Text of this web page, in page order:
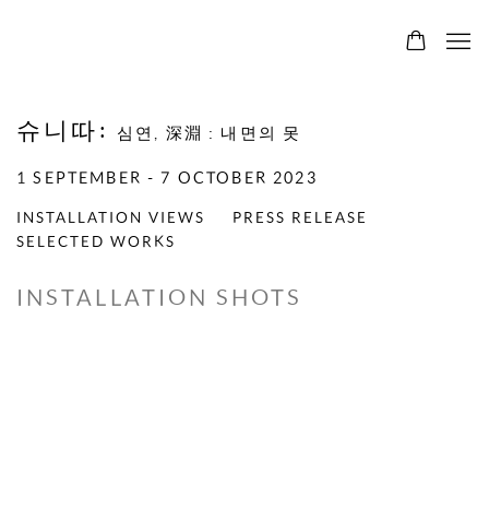
슈니따 : 심연, 深淵 : 내면의 못
1 SEPTEMBER - 7 OCTOBER 2023
INSTALLATION VIEWS
PRESS RELEASE
SELECTED WORKS
INSTALLATION SHOTS